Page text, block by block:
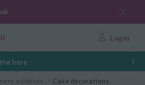
Log in
here
additives Cake decorations